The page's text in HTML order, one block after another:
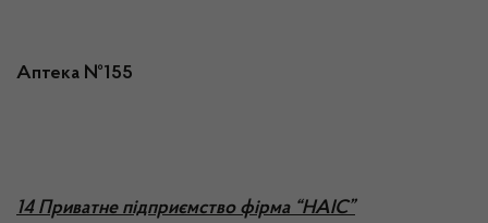
Аптека №155
14 Приватне підприємство фірма “НАІС”